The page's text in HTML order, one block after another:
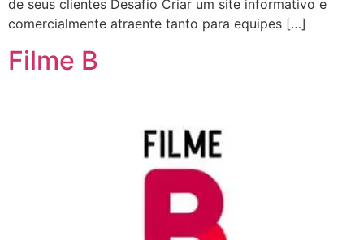
de seus clientes Desafio Criar um site informativo e
comercialmente atraente tanto para equipes […]
Filme B